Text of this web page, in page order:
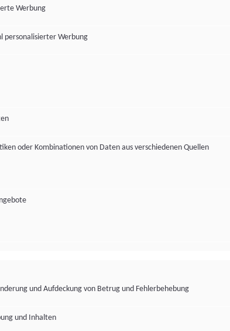
Werbung
personalisierter Werbung
oder Kombinationen von Daten aus verschiedenen Quellen
und Aufdeckung von Betrug und Fehlerbehebung
und Inhalten